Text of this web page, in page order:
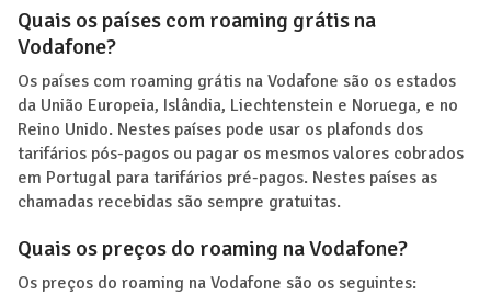
Quais os países com roaming grátis na
Vodafone?
Os países com roaming grátis na Vodafone são os estados
da União Europeia, Islândia, Liechtenstein e Noruega, e no
Reino Unido. Nestes países pode usar os plafonds dos
tarifários pós-pagos ou pagar os mesmos valores cobrados
em Portugal para tarifários pré-pagos. Nestes países as
chamadas recebidas são sempre gratuitas.
Quais os preços do roaming na Vodafone?
Os preços do roaming na Vodafone são os seguintes: